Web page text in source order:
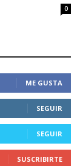
0
ME GUSTA
SEGUIR
SEGUIR
SUSCRIBIRTE